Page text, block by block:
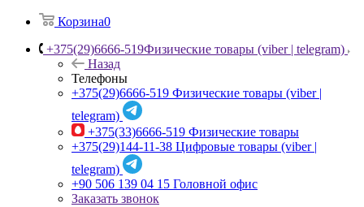
Корзина0
+375(29)6666-519Физические товары (viber | telegram)
Назад
Телефоны
+375(29)6666-519 Физические товары (viber |
telegram)
+375(33)6666-519 Физические товары
+375(29)144-11-38 Цифровые товары (viber |
telegram)
+90 506 139 04 15 Головной офис
Заказать звонок